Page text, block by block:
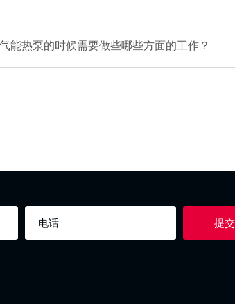
能热泵的时候需要做些哪些方面的工作？
提交